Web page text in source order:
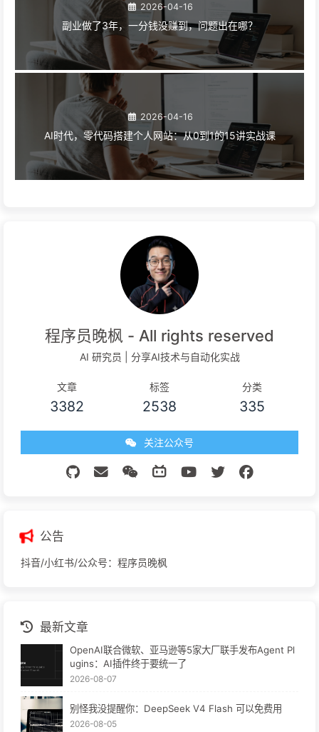
2026-04-16
副业做了3年，一分钱没赚到，问题出在哪？
2026-04-16
AI时代，零代码搭建个人网站：从0到1的15讲实战课
程序员晚枫 - All rights reserved
AI 研究员 | 分享AI技术与自动化实战
文章
3382
标签
2538
分类
335
关注公众号
公告
抖音/小红书/公众号：程序员晚枫
最新文章
OpenAI联合微软、亚马逊等5家大厂联手发布Agent Pl
ugins：AI插件终于要统一了
2026-08-07
别怪我没提醒你：DeepSeek V4 Flash 可以免费用
2026-08-05